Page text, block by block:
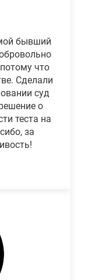
бывший
что
Сделали
суд
о
теста на
за